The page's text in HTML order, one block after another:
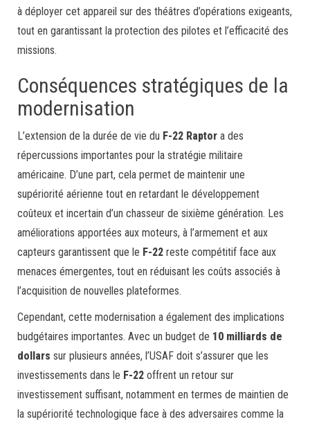
à déployer cet appareil sur des théâtres d’opérations exigeants,
tout en garantissant la protection des pilotes et l’efficacité des
missions.
Conséquences stratégiques de la
modernisation
L’extension de la durée de vie du F-22 Raptor a des
répercussions importantes pour la stratégie militaire
américaine. D’une part, cela permet de maintenir une
supériorité aérienne tout en retardant le développement
coûteux et incertain d’un chasseur de sixième génération. Les
améliorations apportées aux moteurs, à l’armement et aux
capteurs garantissent que le F-22 reste compétitif face aux
menaces émergentes, tout en réduisant les coûts associés à
l’acquisition de nouvelles plateformes.
Cependant, cette modernisation a également des implications
budgétaires importantes. Avec un budget de 10 milliards de
dollars sur plusieurs années, l’USAF doit s’assurer que les
investissements dans le F-22 offrent un retour sur
investissement suffisant, notamment en termes de maintien de
la supériorité technologique face à des adversaires comme la